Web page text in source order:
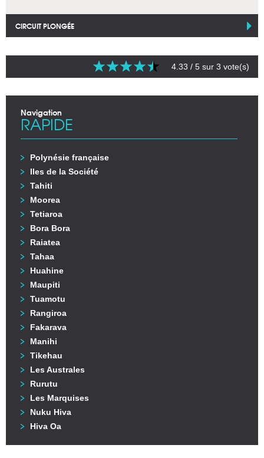
CIRCUIT PLONGÉE
4.33 / 5 sur 3 vote(s)
Navigation
RAPIDE
Polynésie française
Iles de la Société
Tahiti
Moorea
Tetiaroa
Bora Bora
Raiatea
Tahaa
Huahine
Maupiti
Tuamotu
Rangiroa
Fakarava
Manihi
Tikehau
Les Australes
Rurutu
Les Marquises
Nuku Hiva
Hiva Oa